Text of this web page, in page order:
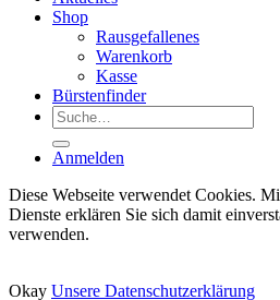
Shop
Rausgefallenes
Warenkorb
Kasse
Bürstenfinder
Suche
nach:
Anmelden
Diese Webseite verwendet Cookies.
Dienste erklären Sie sich damit
verwenden.
Okay Unsere Datenschutzerklärung